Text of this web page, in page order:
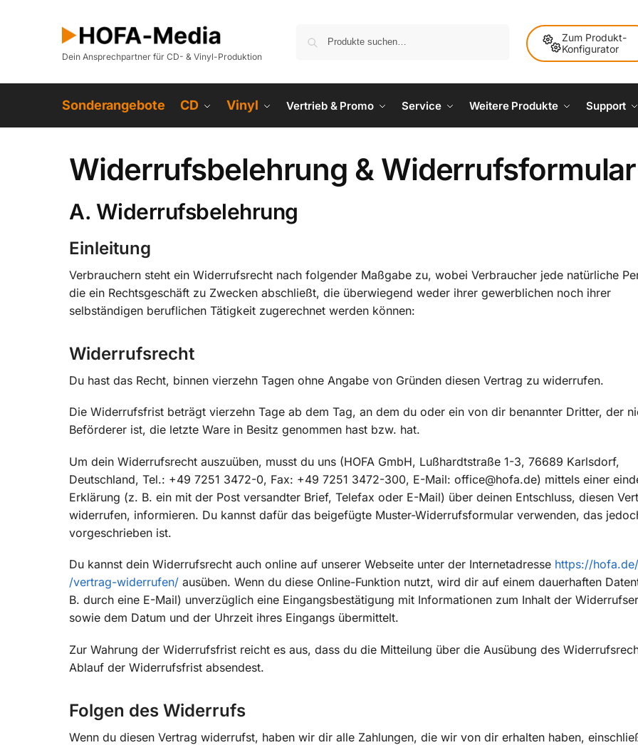
Dein Ansprechpartner für CD- & Vinyl-Produktion
Zum Produkt-
Konfigurator
Sonderangebote CD Vinyl Vertrieb & Promo Service Weitere Produkte Support
Widerrufsbelehrung & Widerrufsformular
A. Widerrufsbelehrung
Einleitung
Verbrauchern steht ein Widerrufsrecht nach folgender Maßgabe zu, wobei Verbraucher jede natürliche
die ein Rechtsgeschäft zu Zwecken abschließt, die überwiegend weder ihrer gewerblichen noch ihrer
selbständigen beruflichen Tätigkeit zugerechnet werden können:
Widerrufsrecht
Du hast das Recht, binnen vierzehn Tagen ohne Angabe von Gründen diesen Vertrag zu widerrufen.
Die Widerrufsfrist beträgt vierzehn Tage ab dem Tag, an dem du oder ein von dir benannter Dritter, der
Beförderer ist, die letzte Ware in Besitz genommen hast bzw. hat.
Um dein Widerrufsrecht auszuüben, musst du uns (HOFA GmbH, Lußhardtstraße 1-3, 76689 Karlsdorf,
Deutschland, Tel.: +49 7251 3472-0, Fax: +49 7251 3472-300, E-Mail: office@hofa.de) mittels einer
Erklärung (z. B. ein mit der Post versandter Brief, Telefax oder E-Mail) über deinen Entschluss, diesen
widerrufen, informieren. Du kannst dafür das beigefügte Muster-Widerrufsformular verwenden, das
vorgeschrieben ist.
Du kannst dein Widerrufsrecht auch online auf unserer Webseite unter der Internetadresse https://hofa.de
/vertrag-widerrufen/ ausüben. Wenn du diese Online-Funktion nutzt, wird dir auf einem dauerhaften
B. durch eine E-Mail) unverzüglich eine Eingangsbestätigung mit Informationen zum Inhalt der
sowie dem Datum und der Uhrzeit ihres Eingangs übermittelt.
Zur Wahrung der Widerrufsfrist reicht es aus, dass du die Mitteilung über die Ausübung des
Ablauf der Widerrufsfrist absendest.
Folgen des Widerrufs
Wenn du diesen Vertrag widerrufst, haben wir dir alle Zahlungen, die wir von dir erhalten haben,